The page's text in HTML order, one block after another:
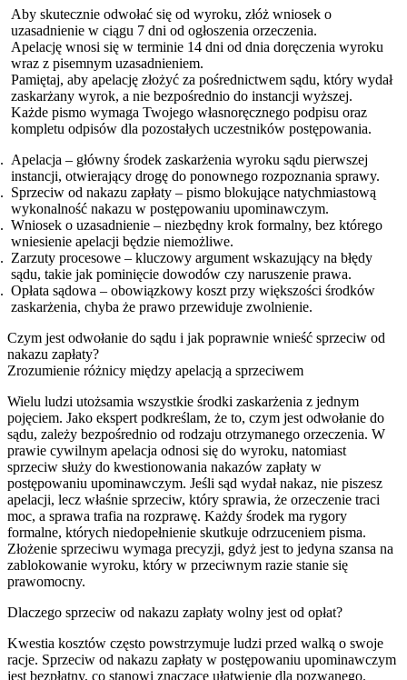
Aby skutecznie odwołać się od wyroku, złóż wniosek o
uzasadnienie w ciągu 7 dni od ogłoszenia orzeczenia.
Apelację wnosi się w terminie 14 dni od dnia doręczenia wyroku
wraz z pisemnym uzasadnieniem.
Pamiętaj, aby apelację złożyć za pośrednictwem sądu, który wydał
zaskarżany wyrok, a nie bezpośrednio do instancji wyższej.
Każde pismo wymaga Twojego własnoręcznego podpisu oraz
kompletu odpisów dla pozostałych uczestników postępowania.
Apelacja – główny środek zaskarżenia wyroku sądu pierwszej
instancji, otwierający drogę do ponownego rozpoznania sprawy.
Sprzeciw od nakazu zapłaty – pismo blokujące natychmiastową
wykonalność nakazu w postępowaniu upominawczym.
Wniosek o uzasadnienie – niezbędny krok formalny, bez którego
wniesienie apelacji będzie niemożliwe.
Zarzuty procesowe – kluczowy argument wskazujący na błędy
sądu, takie jak pominięcie dowodów czy naruszenie prawa.
Opłata sądowa – obowiązkowy koszt przy większości środków
zaskarżenia, chyba że prawo przewiduje zwolnienie.
Czym jest odwołanie do sądu i jak poprawnie wnieść sprzeciw od
nakazu zapłaty?
Zrozumienie różnicy między apelacją a sprzeciwem
Wielu ludzi utożsamia wszystkie środki zaskarżenia z jednym
pojęciem. Jako ekspert podkreślam, że to, czym jest odwołanie do
sądu, zależy bezpośrednio od rodzaju otrzymanego orzeczenia. W
prawie cywilnym apelacja odnosi się do wyroku, natomiast
sprzeciw służy do kwestionowania nakazów zapłaty w
postępowaniu upominawczym. Jeśli sąd wydał nakaz, nie piszesz
apelacji, lecz właśnie sprzeciw, który sprawia, że orzeczenie traci
moc, a sprawa trafia na rozprawę. Każdy środek ma rygory
formalne, których niedopełnienie skutkuje odrzuceniem pisma.
Złożenie sprzeciwu wymaga precyzji, gdyż jest to jedyna szansa na
zablokowanie wyroku, który w przeciwnym razie stanie się
prawomocny.
Dlaczego sprzeciw od nakazu zapłaty wolny jest od opłat?
Kwestia kosztów często powstrzymuje ludzi przed walką o swoje
racje. Sprzeciw od nakazu zapłaty w postępowaniu upominawczym
jest bezpłatny, co stanowi znaczące ułatwienie dla pozwanego.